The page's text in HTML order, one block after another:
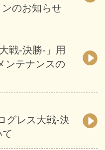
のお知らせ
戦-決勝-」用
ンテナンスの
グレス大戦-決